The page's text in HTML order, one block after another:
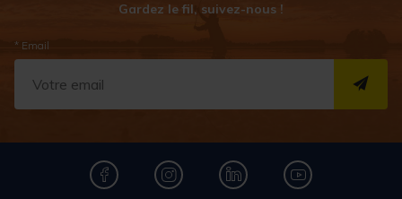
Gardez le fil, suivez-nous !
* Email